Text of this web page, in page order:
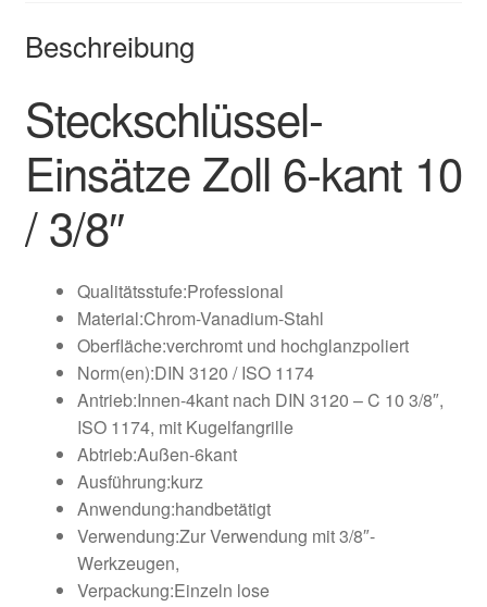
Beschreibung
Steckschlüssel-
Einsätze Zoll 6-kant 10
/ 3/8″
Qualitätsstufe:Professional
Material:Chrom-Vanadium-Stahl
Oberfläche:verchromt und hochglanzpoliert
Norm(en):DIN 3120 / ISO 1174
Antrieb:Innen-4kant nach DIN 3120 – C 10 3/8″,
ISO 1174, mit Kugelfangrille
Abtrieb:Außen-6kant
Ausführung:kurz
Anwendung:handbetätigt
Verwendung:Zur Verwendung mit 3/8″-
Werkzeugen,
Verpackung:Einzeln lose